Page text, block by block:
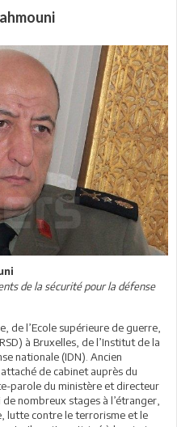
de la sécurité pour la défense
de l’Ecole supérieure de guerre,
à Bruxelles, de l’Institut de la
nationale (IDN). Ancien
de cabinet auprès du
parole du ministère et directeur
nombreux stages à l’étranger,
lutte contre le terrorisme et le